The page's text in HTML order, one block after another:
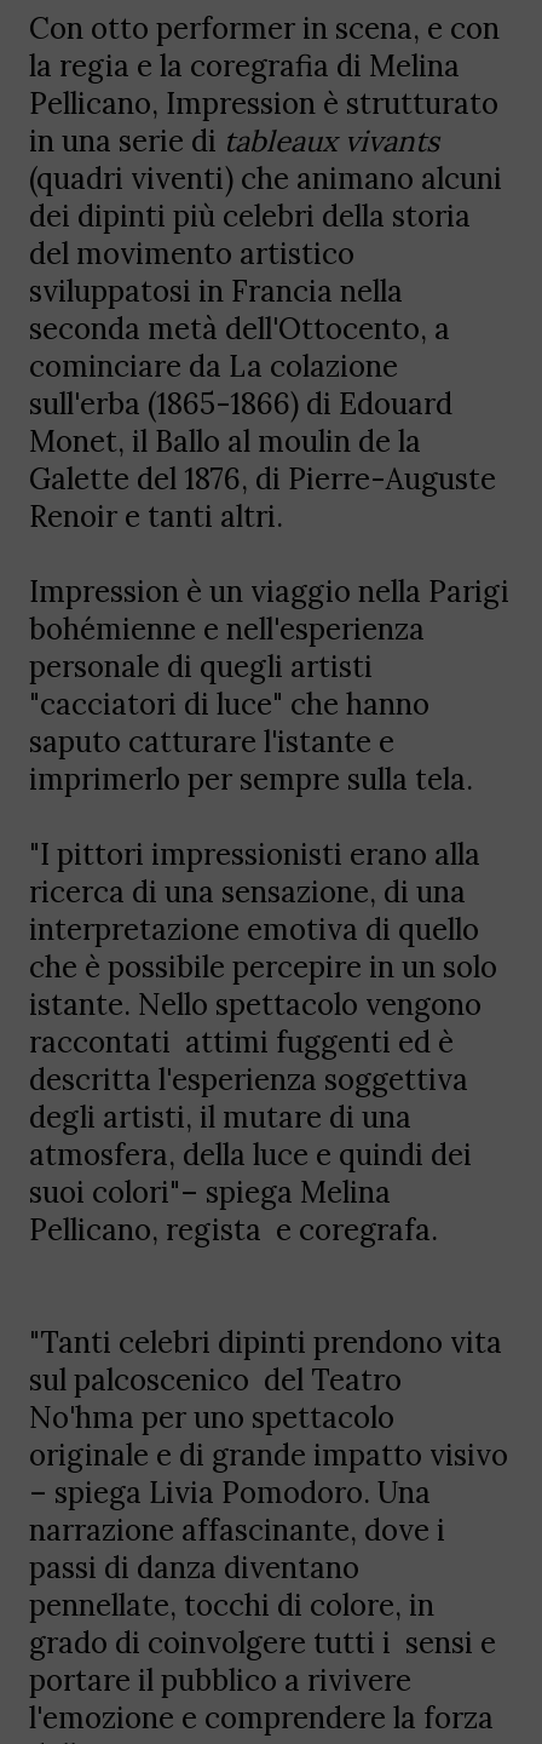
Con otto performer in scena, e con
la regia e la coregrafia di Melina
Pellicano, Impression è strutturato
in una serie di tableaux vivants
(quadri viventi) che animano alcuni
dei dipinti più celebri della storia
del movimento artistico
sviluppatosi in Francia nella
seconda metà dell'Ottocento, a
cominciare da La colazione
sull'erba (1865-1866) di Edouard
Monet, il Ballo al moulin de la
Galette del 1876, di Pierre-Auguste
Renoir e tanti altri.
Impression è un viaggio nella Parigi
bohémienne e nell'esperienza
personale di quegli artisti
"cacciatori di luce" che hanno
saputo catturare l'istante e
imprimerlo per sempre sulla tela.
"I pittori impressionisti erano alla
ricerca di una sensazione, di una
interpretazione emotiva di quello
che è possibile percepire in un solo
istante. Nello spettacolo vengono
raccontati attimi fuggenti ed è
descritta l'esperienza soggettiva
degli artisti, il mutare di una
atmosfera, della luce e quindi dei
suoi colori"– spiega Melina
Pellicano, regista e coregrafa.
"Tanti celebri dipinti prendono vita
sul palcoscenico del Teatro
No'hma per uno spettacolo
originale e di grande impatto visivo
– spiega Livia Pomodoro. Una
narrazione affascinante, dove i
passi di danza diventano
pennellate, tocchi di colore, in
grado di coinvolgere tutti i sensi e
portare il pubblico a rivivere
l'emozione e comprendere la forza